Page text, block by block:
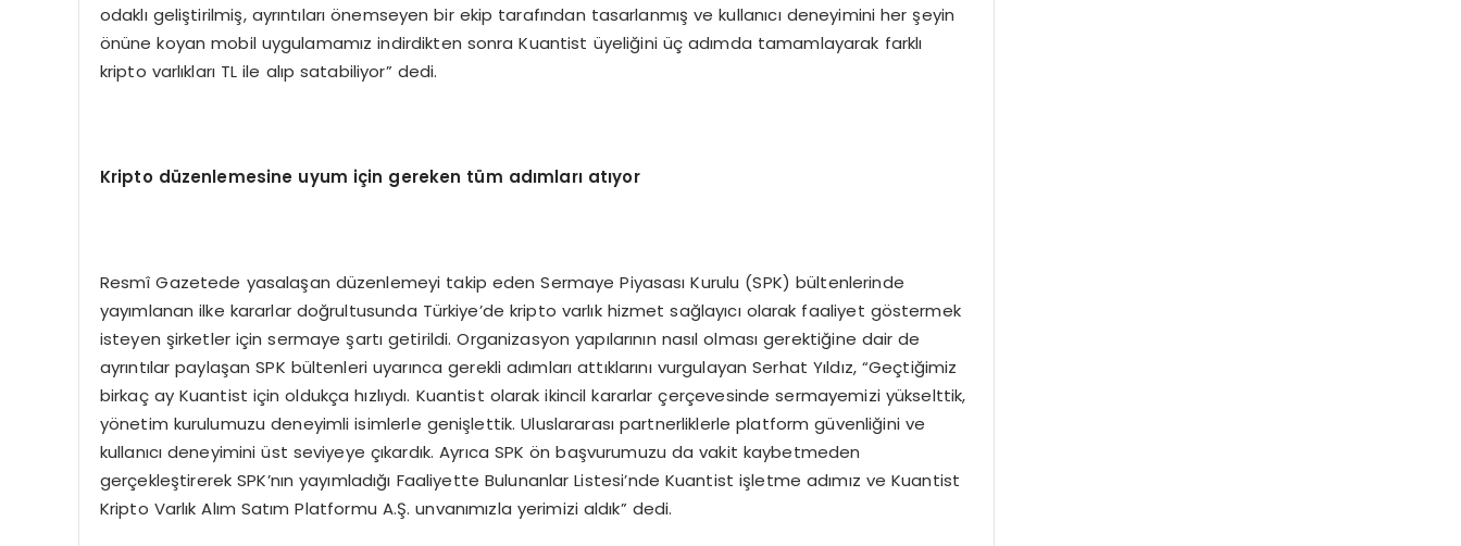
odaklı geliştirilmiş, ayrıntıları önemseyen bir ekip tarafından tasarlanmış ve kullanıcı deneyimini her şeyin
önüne koyan mobil uygulamamız indirdikten sonra Kuantist üyeliğini üç adımda tamamlayarak farklı
kripto varlıkları TL ile alıp satabiliyor” dedi.
Kripto düzenlemesine uyum için gereken tüm adımları atıyor
Resmî Gazetede yasalaşan düzenlemeyi takip eden Sermaye Piyasası Kurulu (SPK) bültenlerinde
yayımlanan ilke kararlar doğrultusunda Türkiye’de kripto varlık hizmet sağlayıcı olarak faaliyet göstermek
isteyen şirketler için sermaye şartı getirildi. Organizasyon yapılarının nasıl olması gerektiğine dair de
ayrıntılar paylaşan SPK bültenleri uyarınca gerekli adımları attıklarını vurgulayan Serhat Yıldız, “Geçtiğimiz
birkaç ay Kuantist için oldukça hızlıydı. Kuantist olarak ikincil kararlar çerçevesinde sermayemizi yükselttik,
yönetim kurulumuzu deneyimli isimlerle genişlettik. Uluslararası partnerliklerle platform güvenliğini ve
kullanıcı deneyimini üst seviyeye çıkardık. Ayrıca SPK ön başvurumuzu da vakit kaybetmeden
gerçekleştirerek SPK’nın yayımladığı Faaliyette Bulunanlar Listesi’nde Kuantist işletme adımız ve Kuantist
Kripto Varlık Alım Satım Platformu A.Ş. unvanımızla yerimizi aldık” dedi.